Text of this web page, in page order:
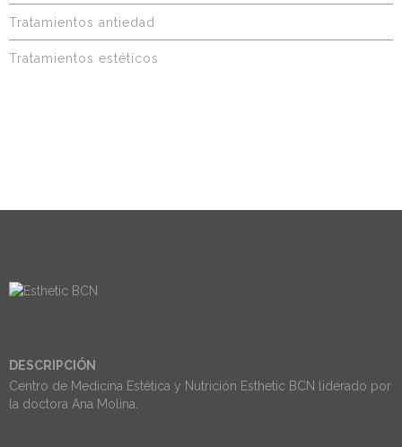
Tratamientos antiedad
Tratamientos estéticos
DESCRIPCIÓN
Centro de Medicina Estética y Nutrición Esthetic BCN liderado por
la doctora Ana Molina.